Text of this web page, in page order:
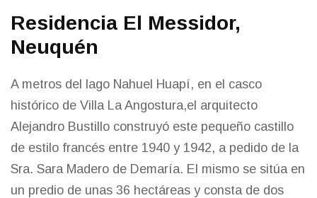
Residencia El Messidor,
Neuquén
A metros del lago Nahuel Huapí, en el casco
histórico de Villa La Angostura,el arquitecto
Alejandro Bustillo construyó este pequeño castillo
de estilo francés entre 1940 y 1942, a pedido de la
Sra. Sara Madero de Demaría. El mismo se sitúa en
un predio de unas 36 hectáreas y consta de dos